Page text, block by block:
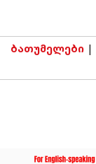
ბათუმელები |